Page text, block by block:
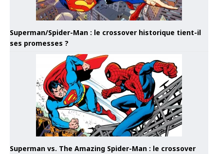
Superman/Spider-Man : le crossover historique tient-il
ses promesses ?
Superman vs. The Amazing Spider-Man : le crossover